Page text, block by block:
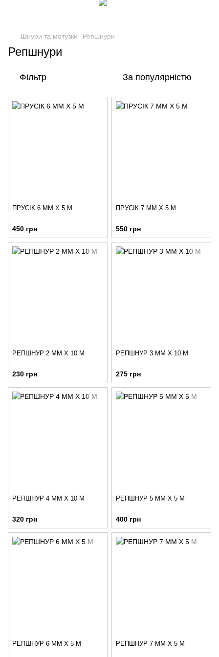
Шнури та мотузки Репшнури
Репшнури
Фільтр За популярністю
ПРУСІК 6 ММ Х 5 М
450 грн
ПРУСІК 7 ММ Х 5 М
550 грн
РЕПШНУР 2 ММ Х 10 М
230 грн
РЕПШНУР 3 ММ Х 10 М
275 грн
РЕПШНУР 4 ММ Х 10 М
320 грн
РЕПШНУР 5 ММ Х 5 М
400 грн
РЕПШНУР 6 ММ Х 5 М РЕПШНУР 7 ММ Х 5 М